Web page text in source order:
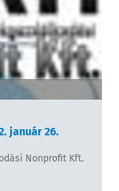
január 26.
Nonprofit Kft.